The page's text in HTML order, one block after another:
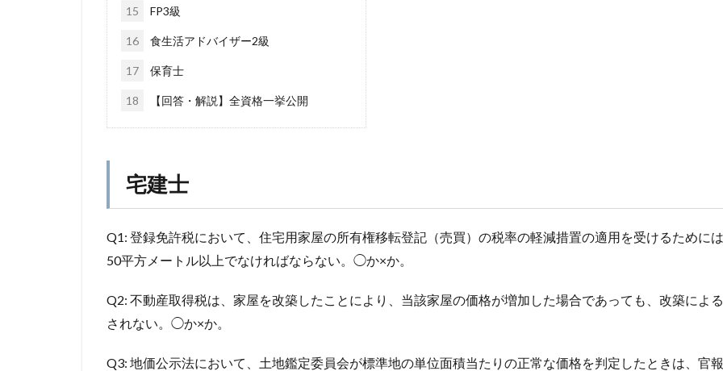
15 FP3級
16 食生活アドバイザー2級
17 保育士
18 【回答・解説】全資格一挙公開
宅建士
Q1: 登録免許税において、住宅用家屋の所有権移転登記（売買）の税率の軽減措置の適用を受けるために
50平方メートル以上でなければならない。◯か×か。
Q2: 不動産取得税は、家屋を改築したことにより、当該家屋の価格が増加した場合であっても、改築によ
されない。◯か×か。
Q3: 地価公示法において、土地鑑定委員会が標準地の単位面積当たりの正常な価格を判定したときは、官